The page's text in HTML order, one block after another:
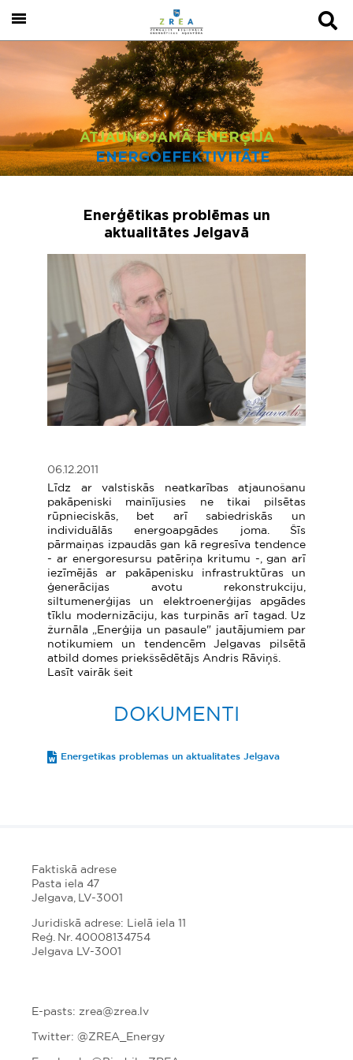
ATJAUNOJAMĀ ENERĢIJA
ENERGOEFEKTIVITĀTE
Enerģētikas problēmas un
aktualitātes Jelgavā
06.12.2011
Līdz ar valstiskās neatkarības atjaunošanu
pakāpeniski mainījusies ne tikai pilsētas
rūpnieciskās, bet arī sabiedriskās un
individuālās energoapgādes joma. Šīs
pārmaiņas izpaudās gan kā regresīva tendence
- ar energoresursu patēriņa kritumu -, gan arī
iezīmējās ar pakāpenisku infrastruktūras un
ģenerācijas avotu rekonstrukciju,
siltumenerģijas un elektroenerģijas apgādes
tīklu modernizāciju, kas turpinās arī tagad. Uz
žurnāla „Enerģija un pasaule" jautājumiem par
notikumiem un tendencēm Jelgavas pilsētā
atbild domes priekšsēdētājs Andris Rāviņš.
Lasīt vairāk šeit
DOKUMENTI
Energetikas problemas un aktualitates Jelgava
Faktiskā adrese
Pasta iela 47
Jelgava, LV-3001
Juridiskā adrese: Lielā iela 11
Reģ. Nr. 40008134754
Jelgava LV-3001
E-pasts: zrea@zrea.lv
Twitter: @ZREA_Energy